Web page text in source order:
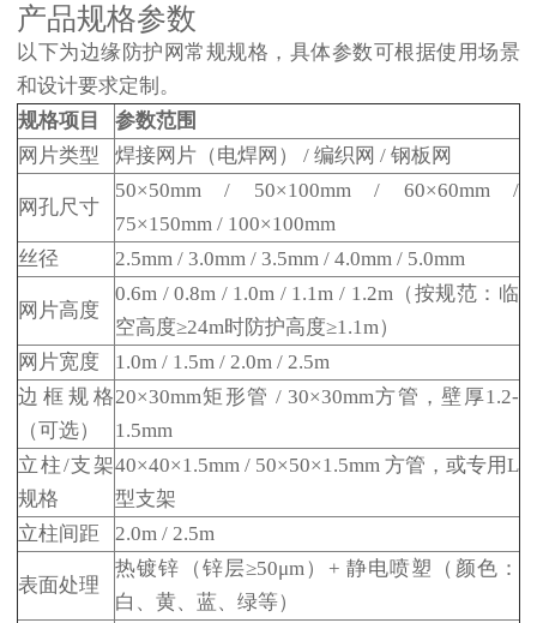
产品规格参数
以下为边缘防护网常规规格，具体参数可根据使用场景
和设计要求定制。
规格项目
参数范围
网片类型
焊接网片（电焊网） / 编织网 / 钢板网
网孔尺寸
50×50mm / 50×100mm / 60×60mm /
75×150mm / 100×100mm
丝径
2.5mm / 3.0mm / 3.5mm / 4.0mm / 5.0mm
网片高度
0.6m / 0.8m / 1.0m / 1.1m / 1.2m（按规范：临
空高度≥24m时防护高度≥1.1m）
网片宽度
1.0m / 1.5m / 2.0m / 2.5m
边框规格
（可选）
20×30mm矩形管 / 30×30mm方管，壁厚1.2-
1.5mm
立柱/支架
规格
40×40×1.5mm / 50×50×1.5mm 方管，或专用L
型支架
立柱间距
2.0m / 2.5m
表面处理
热镀锌（锌层≥50μm）+ 静电喷塑（颜色：
白、黄、蓝、绿等）